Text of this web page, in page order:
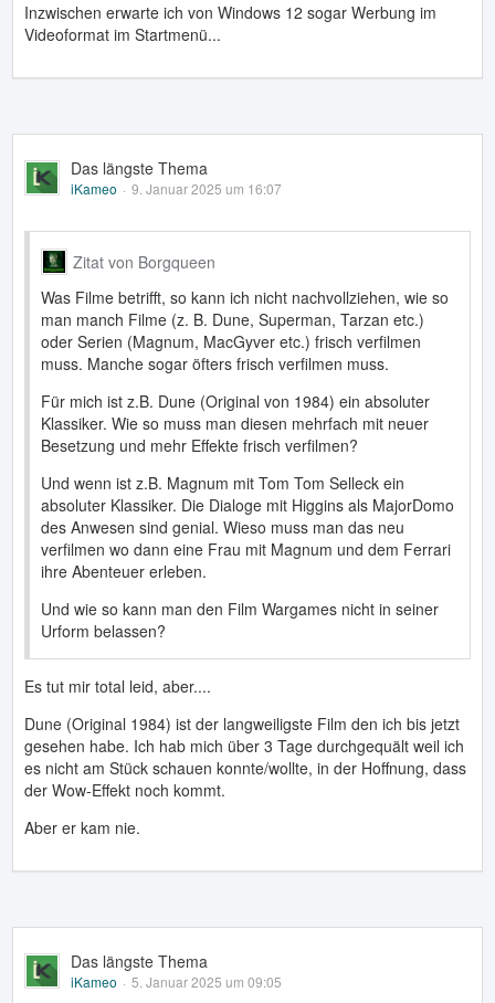
Inzwischen erwarte ich von Windows 12 sogar Werbung im
Videoformat im Startmenü...
Das längste Thema
iKameo 9. Januar 2025 um 16:07
Zitat von Borgqueen
Was Filme betrifft, so kann ich nicht nachvollziehen, wie so
man manch Filme (z. B. Dune, Superman, Tarzan etc.)
oder Serien (Magnum, MacGyver etc.) frisch verfilmen
muss. Manche sogar öfters frisch verfilmen muss.
Für mich ist z.B. Dune (Original von 1984) ein absoluter
Klassiker. Wie so muss man diesen mehrfach mit neuer
Besetzung und mehr Effekte frisch verfilmen?
Und wenn ist z.B. Magnum mit Tom Tom Selleck ein
absoluter Klassiker. Die Dialoge mit Higgins als MajorDomo
des Anwesen sind genial. Wieso muss man das neu
verfilmen wo dann eine Frau mit Magnum und dem Ferrari
ihre Abenteuer erleben.
Und wie so kann man den Film Wargames nicht in seiner
Urform belassen?
Es tut mir total leid, aber....
Dune (Original 1984) ist der langweiligste Film den ich bis jetzt
gesehen habe. Ich hab mich über 3 Tage durchgequält weil ich
es nicht am Stück schauen konnte/wollte, in der Hoffnung, dass
der Wow-Effekt noch kommt.
Aber er kam nie.
Das längste Thema
iKameo 5. Januar 2025 um 09:05